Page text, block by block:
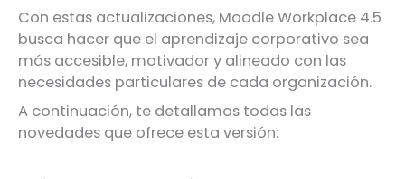
Con estas actualizaciones, Moodle Workplace 4.5
busca hacer que el aprendizaje corporativo sea
más accesible, motivador y alineado con las
necesidades particulares de cada organización.
A continuación, te detallamos todas las
novedades que ofrece esta versión: